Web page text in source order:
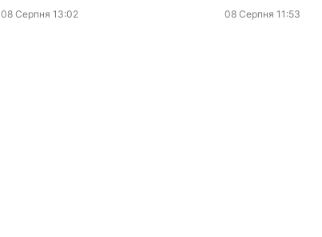
08 Серпня 13:02 08 Серпня 11:53